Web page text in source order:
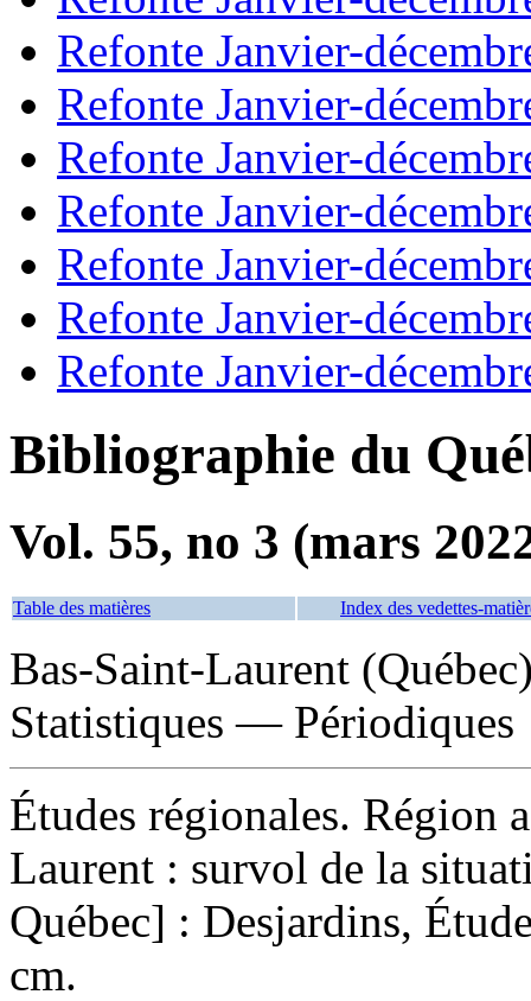
Refonte Janvier-
Refonte Janvier-
Refonte Janvier-
Refonte Janvier-
Refonte Janvier-
Refonte Janvier-
Refonte Janvier-
Bibliographie du
Vol. 55, no 3 (mars
Table des matières Index des vedettes-
Bas-Saint-Laurent
Statistiques — Périodiques
Études régionales. Région
Laurent : survol de la
Québec] : Desjardins,
cm.